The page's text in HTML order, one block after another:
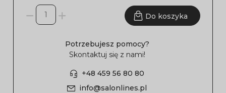
Do koszyka
Potrzebujesz pomocy?
Skontaktuj się z nami!
+48 459 56 80 80
info@salonlines.pl